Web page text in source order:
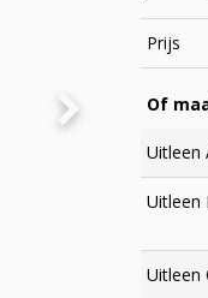
Prijs
Of
Uitleen
Uitleen
Uitleen